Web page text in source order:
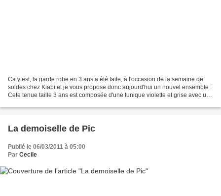
Ca y est, la garde robe en 3 ans a été faite, à l'occasion de la semaine de
soldes chez Kiabi et je vous propose donc aujourd'hui un nouvel ensemble :
Cete tenue taille 3 ans est composée d'une tunique violette et grise avec un
La demoiselle de Pic
Publié le 06/03/2011 à 05:00
Par Cecile